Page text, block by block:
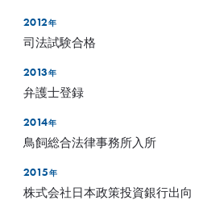
2012 年
司法試験合格
2013 年
弁護士登録
2014年
鳥飼総合法律事務所入所
2015 年
株式会社日本政策投資銀行出向